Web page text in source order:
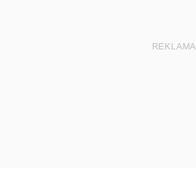
REKLAMA